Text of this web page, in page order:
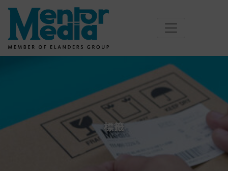
Skip
content
標籤